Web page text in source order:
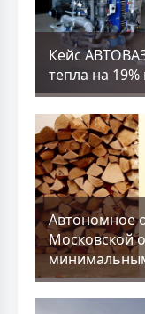
Кейс
тепла на
Aвтономное
Московской